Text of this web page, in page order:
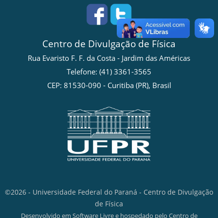
Centro de Divulgação de Física
Rua Evaristo F. F. da Costa - Jardim das Américas
Telefone: (41) 3361-3565
CEP: 81530-090 - Curitiba (PR), Brasil
©2026 - Universidade Federal do Paraná - Centro de Divulgação
de Física
Desenvolvido em Software Livre e hospedado pelo Centro de